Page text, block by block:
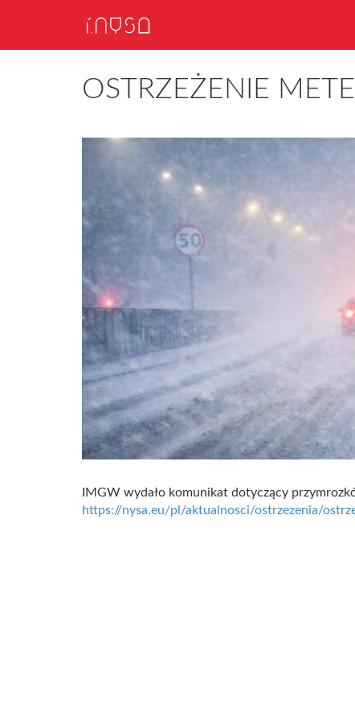
OSTRZEŻENIE
IMGW wydało komunikat dotyczący
https://nysa.eu/pl/aktualnosci/ostrzezenia/